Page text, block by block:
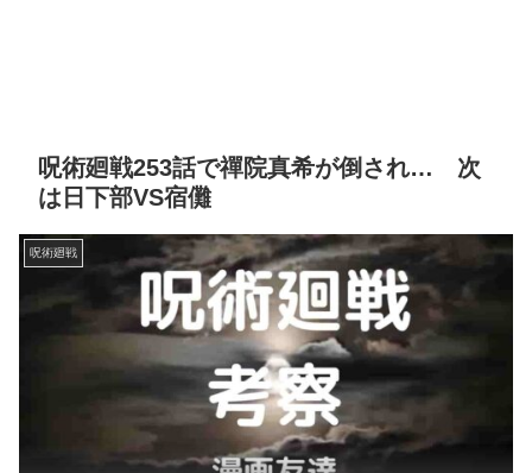
呪術廻戦253話で禪院真希が倒され… 次
は日下部VS宿儺
呪術廻戦